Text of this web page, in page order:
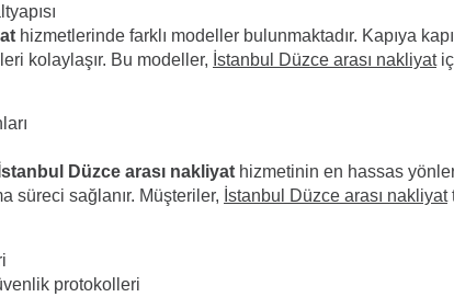
hizmetlerinde farklı modeller bulunmaktadır. Kapıya
kolaylaşır. Bu modeller, İstanbul Düzce arası nakliyat
İstanbul Düzce arası nakliyat hizmetinin en hassas
süreci sağlanır. Müşteriler, İstanbul Düzce arası nakliyat
protokolleri